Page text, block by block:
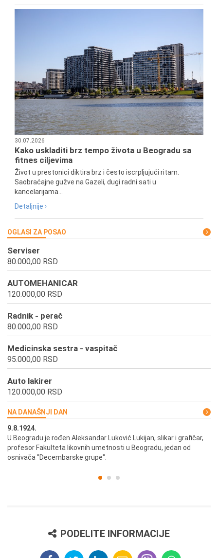
30.07.2026
Kako uskladiti brz tempo života u Beogradu sa
fitnes ciljevima
Život u prestonici diktira brz i često iscrpljujući ritam.
Saobraćajne gužve na Gazeli, dugi radni sati u
kancelarijama...
Detaljnije ›
OGLASI ZA POSAO
Serviser
80.000,00 RSD
AUTOMEHANICAR
120.000,00 RSD
Radnik - perač
80.000,00 RSD
Medicinska sestra - vaspitač
95.000,00 RSD
Auto lakirer
120.000,00 RSD
NA DANAŠNJI DAN
9.8.1924.
U Beogradu je rođen Aleksandar Luković Lukijan, slikar i grafičar,
profesor Fakulteta likovnih umetnosti u Beogradu, jedan od
osnivača "Decembarske grupe".
PODELITE INFORMACIJE